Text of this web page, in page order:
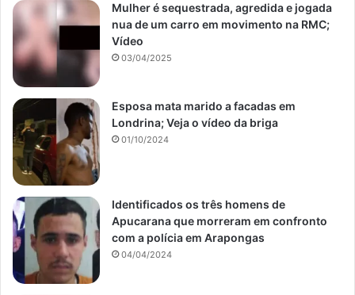
Mulher é sequestrada, agredida e jogada
nua de um carro em movimento na RMC;
Vídeo
03/04/2025
Esposa mata marido a facadas em
Londrina; Veja o vídeo da briga
01/10/2024
Identificados os três homens de
Apucarana que morreram em confronto
com a polícia em Arapongas
04/04/2024